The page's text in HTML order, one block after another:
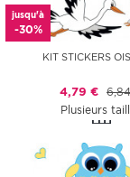
jusqu'à
-30%
KIT STICKERS
4,79 €
Plusieurs